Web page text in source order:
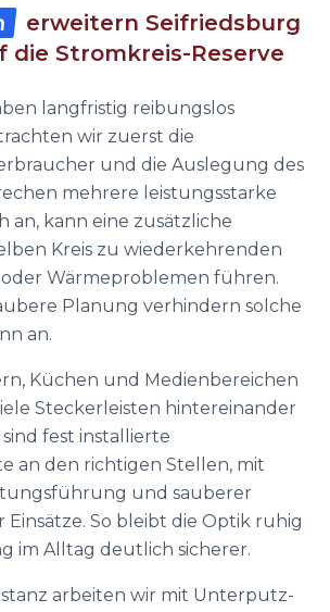
erweitern Seifriedsburg
die Stromkreis-Reserve
langfristig reibungslos
wir zuerst die
und die Auslegung des
mehrere leistungsstarke
an, kann eine zusätzliche
Kreis zu wiederkehrenden
Wärmeproblemen führen.
Planung verhindern solche
an.
Küchen und Medienbereichen
Steckerleisten hintereinander
fest installierte
an den richtigen Stellen, mit
und sauberer
So bleibt die Optik ruhig
im Alltag deutlich sicherer.
arbeiten wir mit Unterputz-